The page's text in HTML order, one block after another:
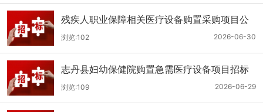
残疾人职业保障相关医疗设备购置采购项目公
开招标招标公告
2026-06-30
浏览:102
志丹县妇幼保健院购置急需医疗设备项目招标
公告
2026-06-29
浏览:109